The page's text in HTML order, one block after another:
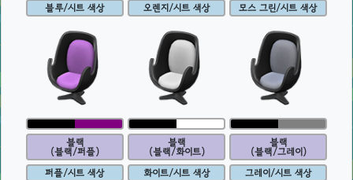
블루/시트 색상
오렌지/시트 색상
모스 그린/시트 색상
블랙
(블랙/퍼플)
퍼플/시트 색상
블랙
(블랙/화이트)
화이트/시트 색상
블랙
(블랙/그레이)
그레이/시트 색상